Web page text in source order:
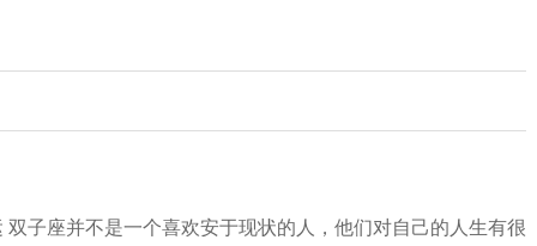
子座并不是一个喜欢安于现状的人，他们对自己的人生有很